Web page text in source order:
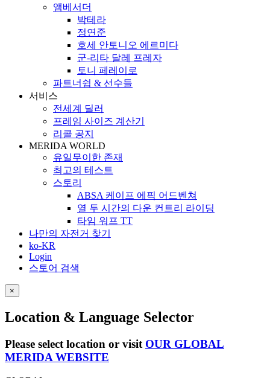
앰베서더
박테라
정연준
호세 안토니오 에르미다
군-리타 달레 프레자
토니 페레이로
파트너쉽 & 선수들
서비스
전세계 딜러
프레임 사이즈 계산기
리콜 공지
MERIDA WORLD
유일무이한 존재
최고의 테스트
스토리
ABSA 케이프 에픽 어드벤쳐
열 두 시간의 다운 컨트리 라이딩
타임 워프 TT
나만의 자전거 찾기
ko-KR
Login
스토어 검색
×
Location & Language Selector
Please select location or visit OUR GLOBAL
MERIDA WEBSITE